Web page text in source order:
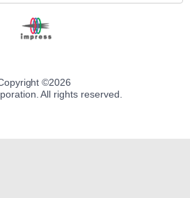
©2026
All rights reserved.